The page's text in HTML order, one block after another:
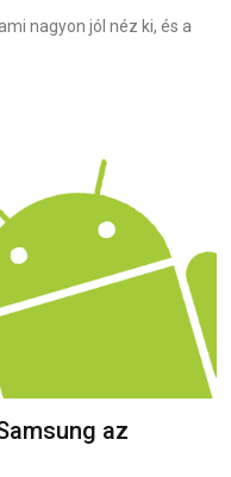
nagyon jól néz ki, és a
az